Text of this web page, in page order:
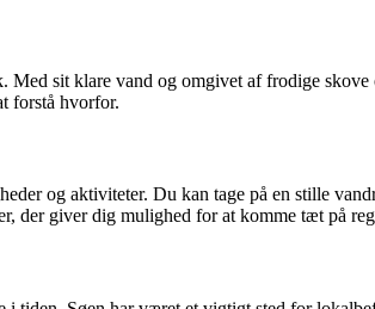
sit klare vand og omgivet af frodige
forstå hvorfor.
og aktiviteter. Du kan tage på en stille
der giver dig mulighed for at komme tæt på